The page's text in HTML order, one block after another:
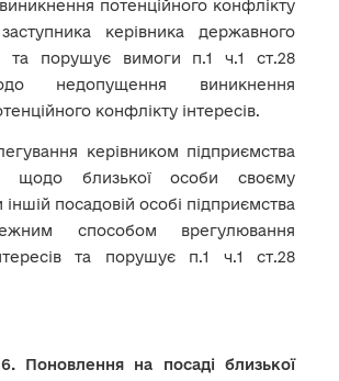
потенційного конфлікту
керівника державного
та порушує вимоги п.1 ч.1 ст.28
недопущення виникнення
конфлікту інтересів.
керівником підприємства
щодо близької особи своєму
іншій посадовій особі підприємства
способом врегулювання
та порушує п.1 ч.1 ст.28
Поновлення на посаді близької